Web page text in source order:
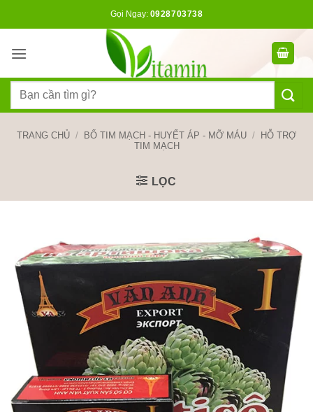
dung
Gọi Ngay: 0928703738
Tìm
TRANG CHỦ / BỔ TIM MẠCH - HUYẾT ÁP - MỠ MÁU /
HỖ TRỢ
TIM MẠCH
LỌC